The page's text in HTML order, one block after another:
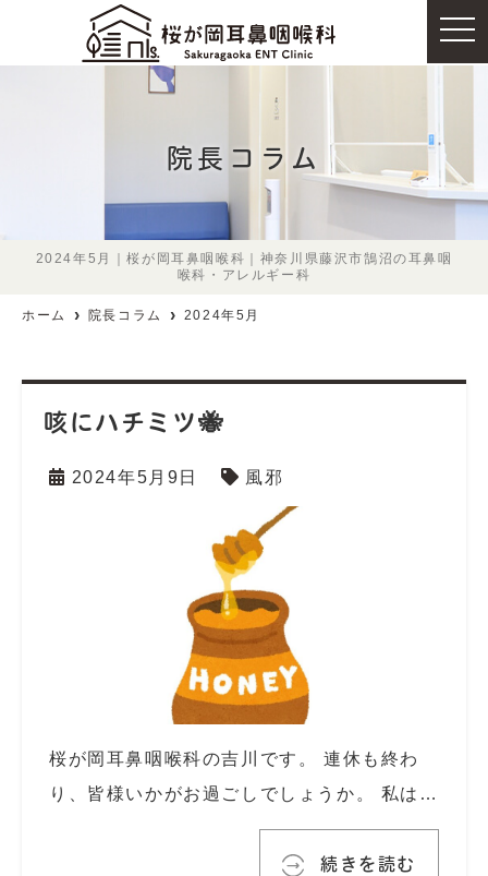
院長コラム
2024年5月｜桜が岡耳鼻咽喉科｜神奈川県藤沢市鵠沼の耳鼻咽
喉科・アレルギー科
t
o
i
g
a
ホーム 院長コラム 2024年5月
咳にハチミツ🐝
2024年5月9日 風邪
桜が岡耳鼻咽喉科の吉川です。 連休も終わ
り、皆様いかがお過ごしでしょうか。 私は…
続きを読む